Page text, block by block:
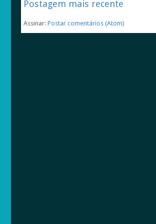
Postagem mais recente
Assinar: Postar comentários (Atom)